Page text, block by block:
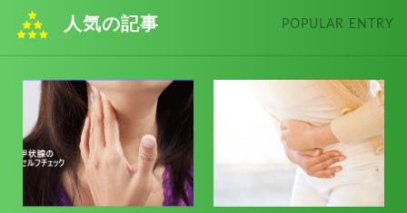
人気の記事 POPULAR ENTRY